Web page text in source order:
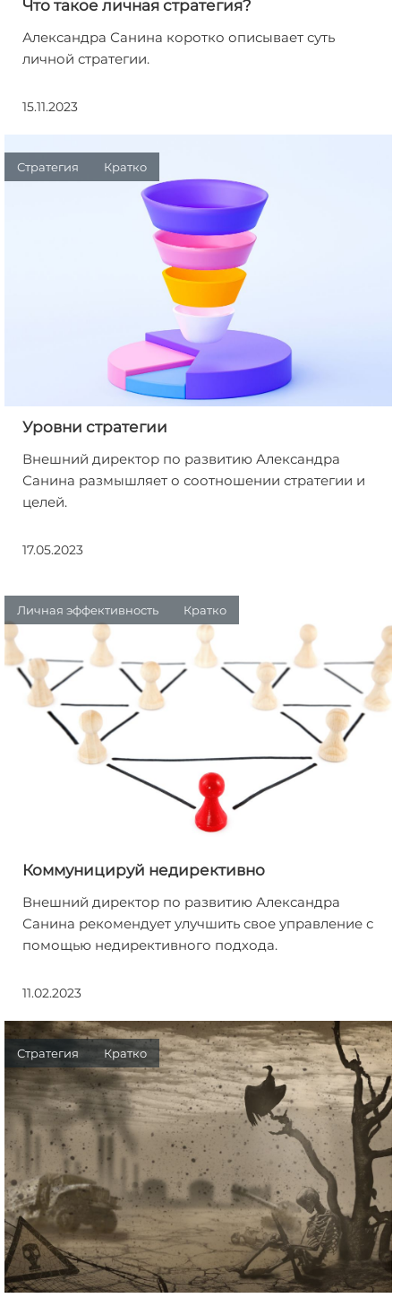
Что такое личная стратегия?
Александра Санина коротко описывает суть
личной стратегии.
15.11.2023
Стратегия Кратко
Уровни стратегии
Внешний директор по развитию Александра
Санина размышляет о соотношении стратегии и
целей.
17.05.2023
Личная эффективность Кратко
Коммуницируй недирективно
Внешний директор по развитию Александра
Санина рекомендует улучшить свое управление с
помощью недирективного подхода.
11.02.2023
Стратегия Кратко